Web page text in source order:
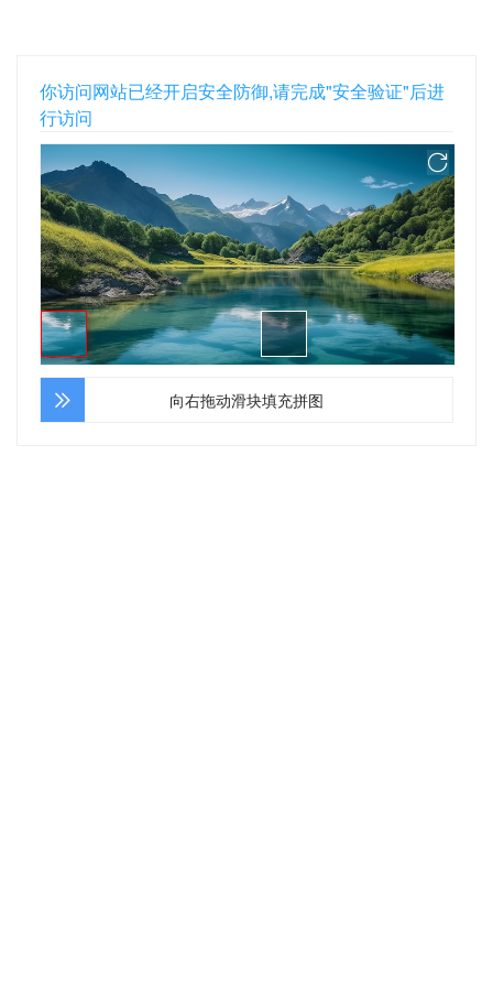
你访问网站已经开启安全防御,请完成"安全验证"后进
行访问
向右拖动滑块填充拼图